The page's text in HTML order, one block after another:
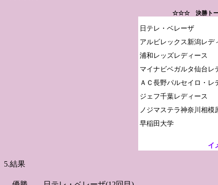
☆☆☆ 決勝トー
日テレ・ベレーザ
アルビレックス新潟レデ
浦和レッズレディース
マイナビベガルタ仙台レ
ＡＣ長野パルセイロ・レ
ジェフ千葉レディース
ノジマステラ神奈川相模
イ
5.結果